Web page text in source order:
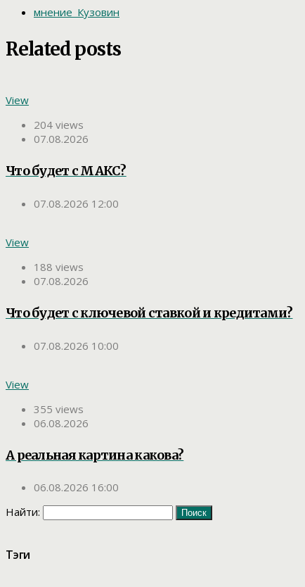
мнение_Кузовин
Related posts
View
204 views
07.08.2026
Что будет с МАКС?
07.08.2026 12:00
View
188 views
07.08.2026
Что будет с ключевой ставкой и кредитами?
07.08.2026 10:00
View
355 views
06.08.2026
А реальная картина какова?
06.08.2026 16:00
Найти:
Тэги